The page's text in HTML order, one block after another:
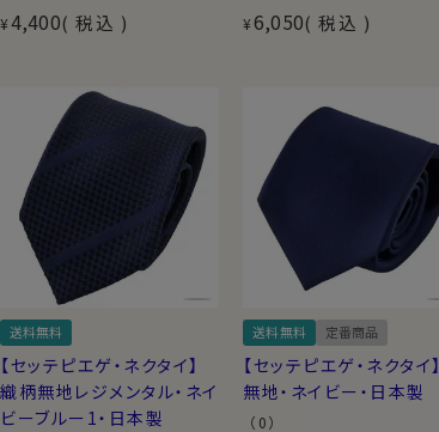
¥4,400 税込 ¥6,050 税込
送料無料
【セッテピエゲ・ネクタイ】
織柄無地レジメンタル・ネイ
ビーブルー1・日本製
送料無料 定番商品
【セッテピエゲ・ネクタイ】
無地・ネイビー・日本製
（0）